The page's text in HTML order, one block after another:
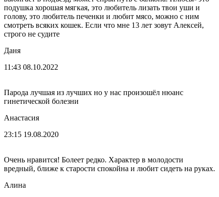
подушка хорошая мягкая, это любитель лизать твои уши и
голову, это любитель печенки и любит мясо, можно с ним
смотреть всяких кошек. Если что мне 13 лет зовут Алексей,
строго не судите
Даня
11:43 08.10.2022
Парода лучшая из лучших но у нас произошёл нюанс
гинетической болезни
Анастасия
23:15 19.08.2020
Очень нравится! Болеет редко. Характер в молодости
вредный, ближе к старости спокойна и любит сидеть на руках.
Алина